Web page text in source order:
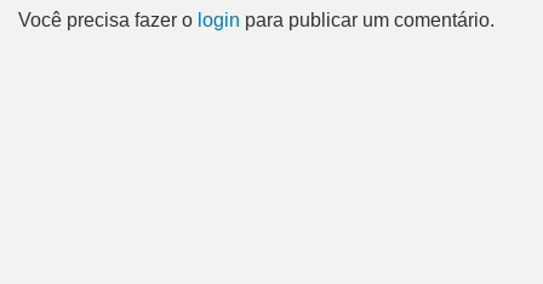
Você precisa fazer o login para publicar um comentário.